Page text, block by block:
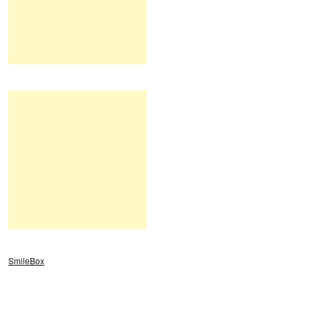
SmileBox